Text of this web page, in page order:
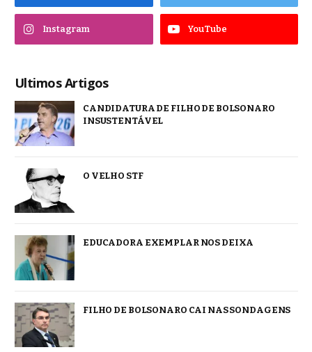
Instagram YouTube
Ultimos Artigos
CANDIDATURA DE FILHO DE BOLSONARO
INSUSTENTÁVEL
O VELHO STF
EDUCADORA EXEMPLAR NOS DEIXA
FILHO DE BOLSONARO CAI NAS SONDAGENS